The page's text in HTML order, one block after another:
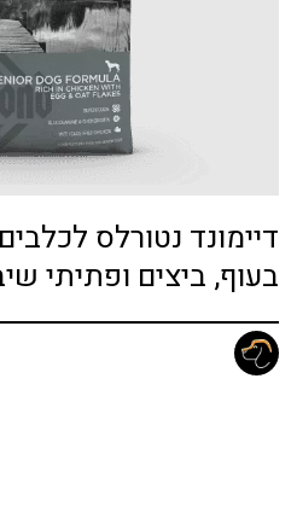
דיימונד נטורלס
בעוף, ביצים ופתיתי